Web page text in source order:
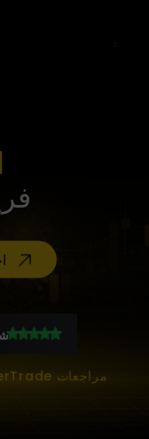
مراجعات WeMasterTrade موثقة بواسطة FXVerify